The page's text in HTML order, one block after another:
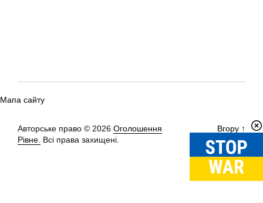
Мапа сайту
Авторське право © 2026 Оголошення
Рівне. Всі права захищені.
Вгору ↑